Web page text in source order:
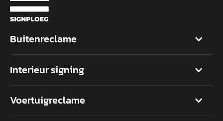
Buitenreclame
Interieur signing
Voertuigreclame